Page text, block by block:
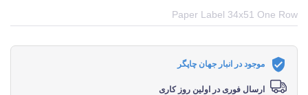
Paper Label 34x51 One Row
موجود در انبار جهان چاپگر
ارسال فوری در اولین روز کاری